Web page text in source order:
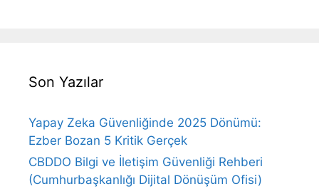
Son Yazılar
Yapay Zeka Güvenliğinde 2025 Dönümü:
Ezber Bozan 5 Kritik Gerçek
CBDDO Bilgi ve İletişim Güvenliği Rehberi
(Cumhurbaşkanlığı Dijital Dönüşüm Ofisi)